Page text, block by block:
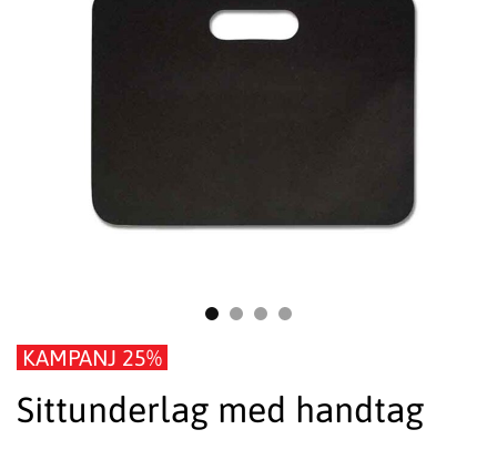
KAMPANJ 25%
Sittunderlag med handtag